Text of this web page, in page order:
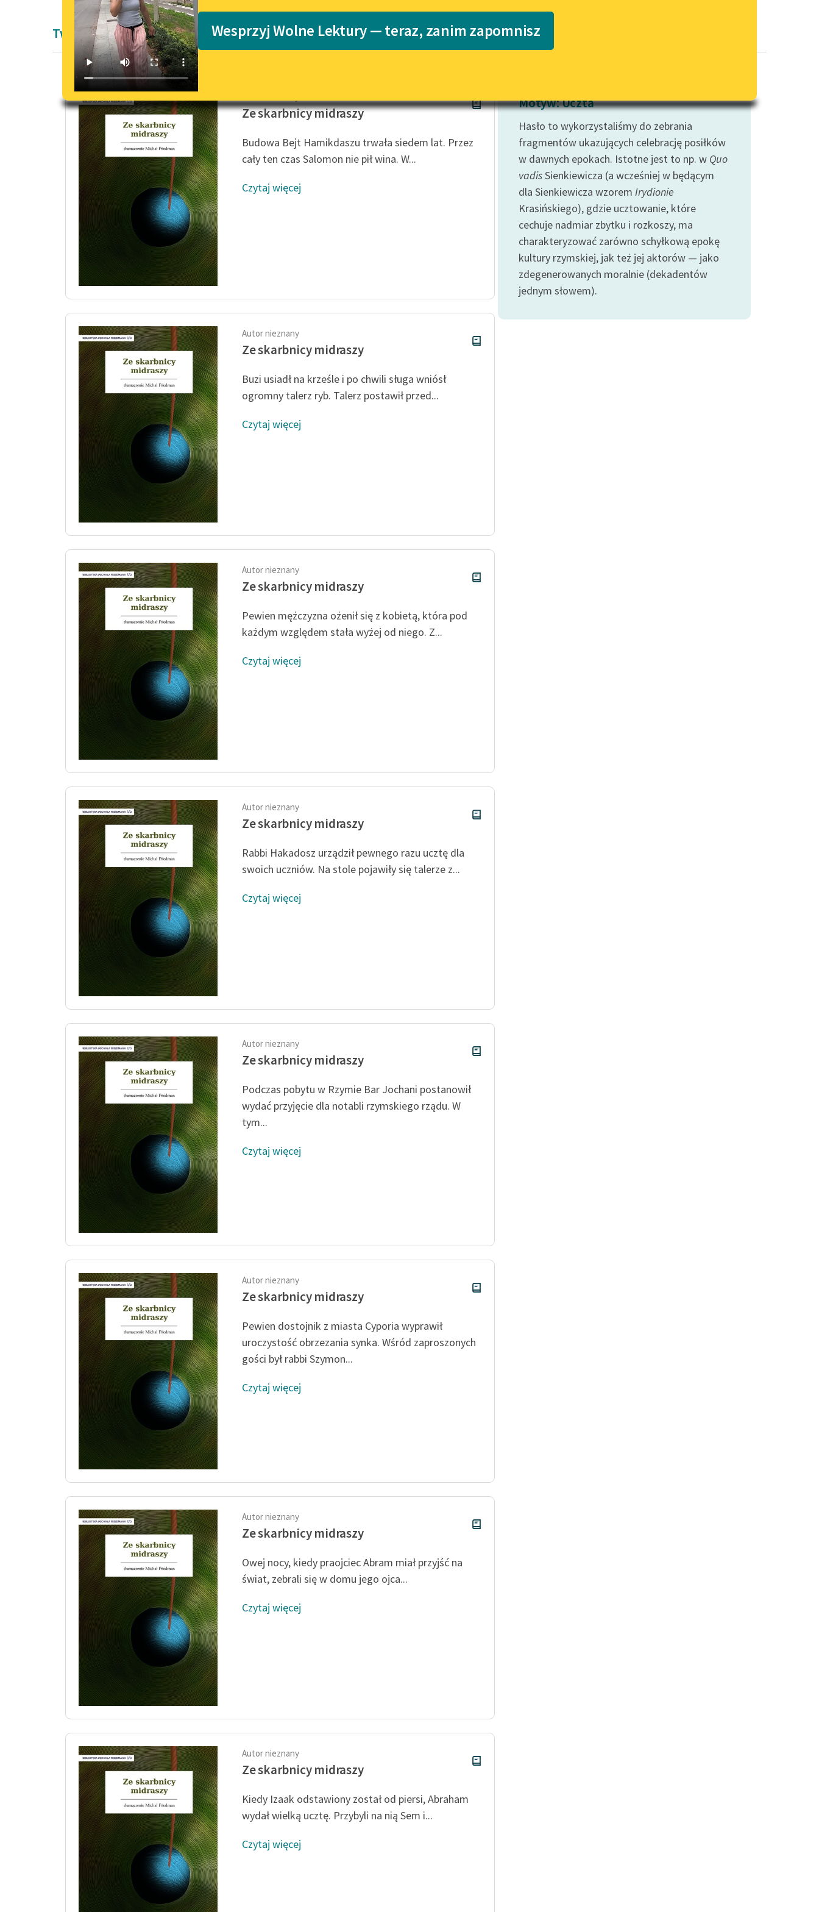
niepełnosprawnościami
E-kolekcja lektur szkolnych i
literatury do słuchania dla
uczennic i uczniów z
niepełnosprawnościami
Katalog
Katalog w formacie PDF
wrażliwych
Deklaracja dostępności
Wesprzyj Wolne Lektury — teraz, zanim zapomnisz
Twórczość
Ze skarbnicy midraszy
Budowa Bejt Hamikdaszu trwała siedem lat. Przez
cały ten czas Salomon nie pił wina. W...
Czytaj więcej
Autor nieznany
Ze skarbnicy midraszy
Buzi usiadł na krześle i po chwili sługa wniósł
ogromny talerz ryb. Talerz postawił przed...
Czytaj więcej
Autor nieznany
Ze skarbnicy midraszy
Pewien mężczyzna ożenił się z kobietą, która pod
każdym względem stała wyżej od niego. Z...
Czytaj więcej
Autor nieznany
Ze skarbnicy midraszy
Rabbi Hakadosz urządził pewnego razu ucztę dla
swoich uczniów. Na stole pojawiły się talerze z...
Czytaj więcej
Autor nieznany
Ze skarbnicy midraszy
Podczas pobytu w Rzymie Bar Jochani postanowił
wydać przyjęcie dla notabli rzymskiego rządu. W
tym...
Czytaj więcej
Autor nieznany
Ze skarbnicy midraszy
Pewien dostojnik z miasta Cyporia wyprawił
uroczystość obrzezania synka. Wśród zaproszonych
gości był rabbi Szymon...
Czytaj więcej
Autor nieznany
Ze skarbnicy midraszy
Owej nocy, kiedy praojciec Abram miał przyjść na
świat, zebrali się w domu jego ojca...
Czytaj więcej
Autor nieznany
Ze skarbnicy midraszy
Kiedy Izaak odstawiony został od piersi, Abraham
wydał wielką ucztę. Przybyli na nią Sem i...
Czytaj więcej
Motyw: Uczta
Hasło to wykorzystaliśmy do zebrania
fragmentów ukazujących celebrację posiłków
w dawnych epokach. Istotne jest to np. w Quo
vadisSienkiewicza (a wcześniej w będącym
dla Sienkiewicza wzorem Irydionie
Krasińskiego), gdzie ucztowanie, które
cechuje nadmiar zbytku i rozkoszy, ma
charakteryzować zarówno schyłkową epokę
kultury rzymskiej, jak też jej aktorów — jako
zdegenerowanych moralnie (dekadentów
jednym słowem).